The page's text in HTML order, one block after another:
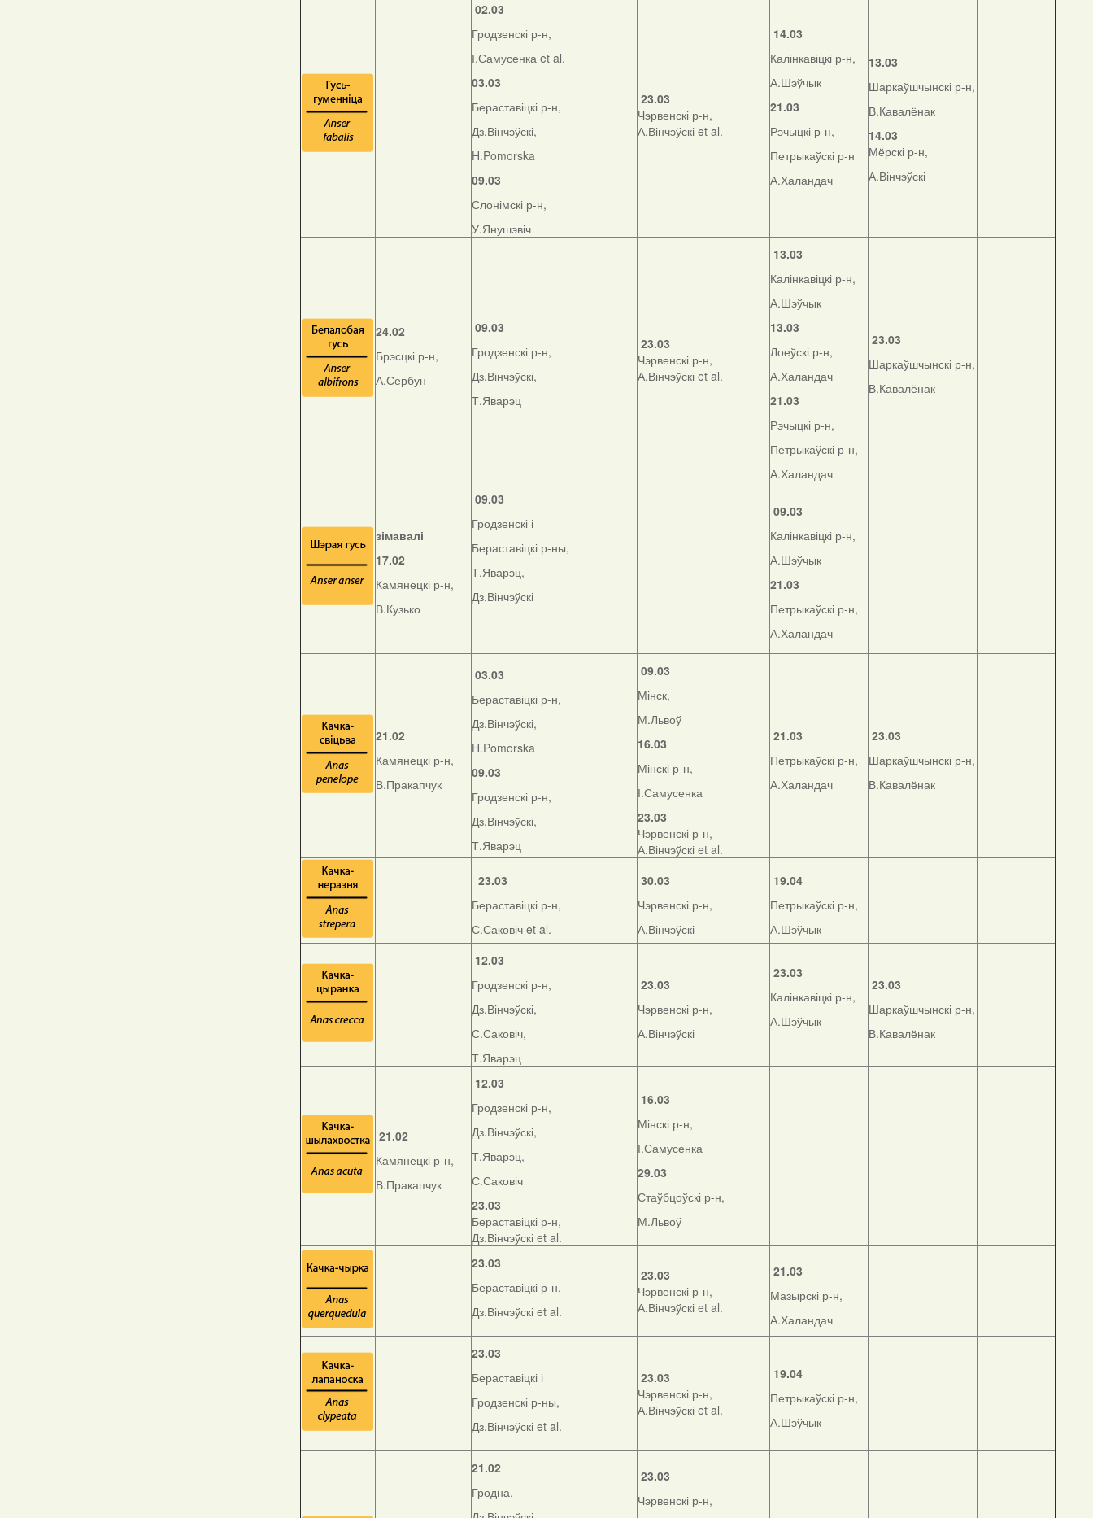
02.03
Гродзенскі р-н,
І.Самусенка et al.
03.03
Бераставіцкі р-н,
Дз.Вінчэўскі,
H.Pomorska
09.03
Слонімскі р-н,
У.Янушэвіч
23.03
Чэрвенскі р-н,
А.Вінчэўскі et al.
14.03
Калінкавіцкі р-н,
А.Шэўчык
21.03
Рэчыцкі р-н,
Петрыкаўскі р-н
А.Халандач
13.03
Шаркаўшчынскі р-н,
В.Кавалёнак
14.03
Мёрскі р-н,
А.Вінчэўскі
24.02
Брэсцкі р-н,
А.Сербун
09.03
Гродзенскі р-н,
Дз.Вінчэўскі,
Т.Яварэц
23.03
Чэрвенскі р-н,
А.Вінчэўскі et al.
13.03
Калінкавіцкі р-н,
А.Шэўчык
13.03
Лоеўскі р-н,
А.Халандач
21.03
Рэчыцкі р-н,
Петрыкаўскі р-н,
А.Халандач
23.03
Шаркаўшчынскі р-н,
В.Кавалёнак
зімавалі
17.02
Камянецкі р-н,
В.Кузько
09.03
Гродзенскі і
Бераставіцкі р-ны,
Т.Яварэц,
Дз.Вінчэўскі
09.03
Калінкавіцкі р-н,
А.Шэўчык
21.03
Петрыкаўскі р-н,
А.Халандач
21.02
Камянецкі р-н,
В.Пракапчук
03.03
Бераставіцкі р-н,
Дз.Вінчэўскі,
H.Pomorska
09.03
Гродзенскі р-н,
Дз.Вінчэўскі,
Т.Яварэц
09.03
Мінск,
М.Львоў
16.03
Мінскі р-н,
І.Самусенка
23.03
Чэрвенскі р-н,
А.Вінчэўскі et al.
21.03
Петрыкаўскі р-н,
А.Халандач
23.03
Шаркаўшчынскі р-н,
В.Кавалёнак
23.03
Бераставіцкі р-н,
С.Саковіч et al.
30.03
Чэрвенскі р-н,
А.Вінчэўскі
19.04
Петрыкаўскі р-н,
А.Шэўчык
12.03
Гродзенскі р-н,
Дз.Вінчэўскі,
С.Саковіч,
Т.Яварэц
23.03
Чэрвенскі р-н,
А.Вінчэўскі
23.03
Калінкавіцкі р-н,
А.Шэўчык
23.03
Шаркаўшчынскі р-н,
В.Кавалёнак
21.02
Камянецкі р-н,
В.Пракапчук
12.03
Гродзенскі р-н,
Дз.Вінчэўскі,
Т.Яварэц,
С.Саковіч
23.03
Бераставіцкі р-н,
Дз.Вінчэўскі et al.
16.03
Мінскі р-н,
І.Самусенка
29.03
Стаўбцоўскі р-н,
М.Львоў
23.03
Бераставіцкі р-н,
Дз.Вінчэўскі et al.
23.03
Чэрвенскі р-н,
А.Вінчэўскі et al.
21.03
Мазырскі р-н,
А.Халандач
23.03
Бераставіцкі і
Гродзенскі р-ны,
Дз.Вінчэўскі et al.
23.03
Чэрвенскі р-н,
А.Вінчэўскі et al.
19.04
Петрыкаўскі р-н,
А.Шэўчык
21.02
Гродна,
23.03
Чэрвенскі р-н,